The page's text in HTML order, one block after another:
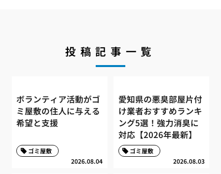
投稿記事一覧
ボランティア活動がゴ
ミ屋敷の住人に与える
希望と支援
2026.08.04
ゴミ屋敷
愛知県の悪臭部屋片付
け業者おすすめランキ
ング5選！強力消臭に
対応【2026年最新】
2026.08.03
ゴミ屋敷